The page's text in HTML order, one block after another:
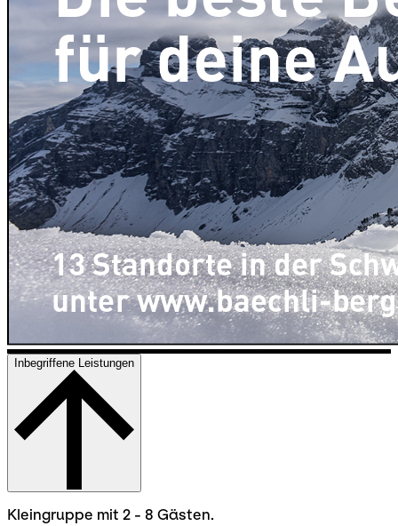
Inbegriffene Leistungen
Kleingruppe mit 2 - 8 Gästen.